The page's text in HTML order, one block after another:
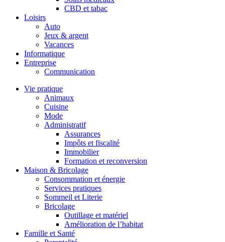
CBD et tabac
Loisirs
Auto
Jeux & argent
Vacances
Informatique
Entreprise
Communication
Vie pratique
Animaux
Cuisine
Mode
Administratif
Assurances
Impôts et fiscalité
Immobilier
Formation et reconversion
Maison & Bricolage
Consommation et énergie
Services pratiques
Sommeil et Literie
Bricolage
Outillage et matériel
Amélioration de l’habitat
Famille et Santé